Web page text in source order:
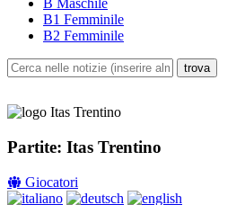
B Maschile
B1 Femminile
B2 Femminile
Partite: Itas Trentino
Giocatori